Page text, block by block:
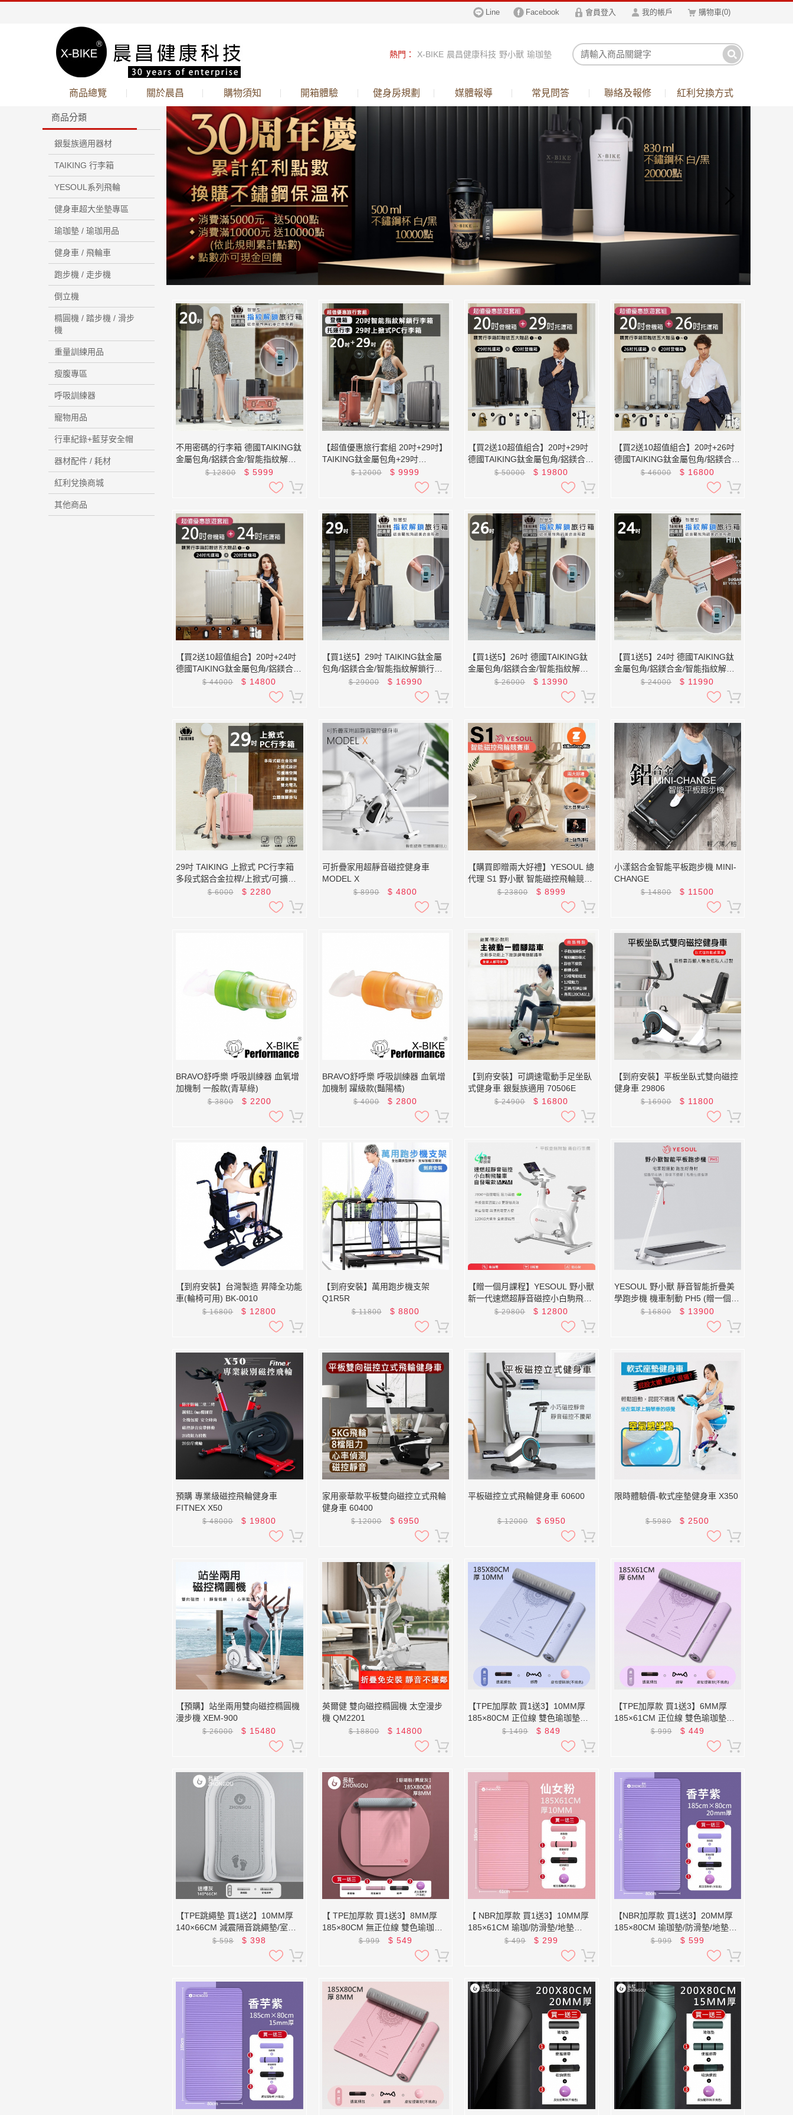
購物車(0)
我的帳戶
會員登入
Facebook
Line
熱門 ： X-BIKE 晨昌健康科技 野小獸 瑜珈墊
呼吸訓練器
商品總覽 關於晨昌 購物須知 開箱體驗 健身房規劃 媒體報導 常見問答 聯絡及報修 紅利兌換方式
商品分類
銀髮族適用器材
TAIKING 行李箱
YESOUL系列飛輪
健身車超大坐墊專區
瑜珈墊 / 瑜珈用品
健身車 / 飛輪車
跑步機 / 走步機
倒立機
橢圓機 / 踏步機 / 滑步
機
重量訓練用品
瘦腹專區
呼吸訓練器
寵物用品
行車紀錄+藍芽安全帽
器材配件 / 耗材
紅利兌換商城
其他商品
不用密碼的行李箱 德國TAIKING鈦
金屬包角/鋁鎂合金/智能指紋解鎖
行李箱/旅行箱 贈超值旅行組
$12800 $ 5999
【超值優惠旅行套組 20吋+29吋】
TAIKING鈦金屬包角+29吋
TAIKING 上掀式 PC行李箱 鋁鎂合
金/智能指紋解鎖行李箱/上掀式/可
擴增空間/避震剎車輪/雙充電孔/飲
$12000 $9999
【買2送10超值組合】20吋+29吋
德國TAIKING鈦金屬包角/鋁鎂合
金/智能指紋解鎖行李箱/旅行箱
$50000 $ 19800
【買2送10超值組合】20吋+26吋
德國TAIKING鈦金屬包角/鋁鎂合
金/智能指紋解鎖行李箱/旅行箱
$46000 $ 16800
【買2送10超值組合】20吋+24吋
德國TAIKING鈦金屬包角/鋁鎂合
金/智能指紋解鎖行李箱/旅行箱
$44000 $ 14800
【買1送5】29吋 TAIKING鈦金屬
包角/鋁鎂合金/智能指紋解鎖行李
箱/旅行箱
$29000 $ 16990
【買1送5】26吋 德國TAIKING鈦
金屬包角/鋁鎂合金/智能指紋解鎖
行李箱/旅行箱
$26000 $ 13990
【買1送5】24吋 德國TAIKING鈦
金屬包角/鋁鎂合金/智能指紋解鎖
行李箱/旅行箱
$24000 $ 11990
29吋 TAIKING 上掀式 PC行李箱
多段式鋁合金拉桿/上掀式/可擴增
空間/避震剎車輪/雙充電孔/飲料架/
$6000 $ 2280
可折疊家用超靜音磁控健身車
MODEL X
$8990 $4800
【購買即贈兩大好禮】YESOUL 總
代理 S1 野小獸 智能磁控飛輪競賽
車 (贈超大座墊及一個月課程)
$23800 $ 8999
小漾鋁合金智能平板跑步機 MINI-
CHANGE
$14800 $ 11500
BRAVO舒呼樂 呼吸訓練器 血氧增
加機制 一般款(青草綠)
$3800 $ 2200
BRAVO舒呼樂 呼吸訓練器 血氧增
加機制 躍級款(豔陽橘)
$4000 $2800
【到府安裝】可調速電動手足坐臥
式健身車 銀髮族適用 70506E
$24900 $ 16800
【到府安裝】平板坐臥式雙向磁控
健身車 29806
$16900 $ 11800
【到府安裝】台灣製造 昇降全功能
車(輪椅可用) BK-0010
$16800 $ 12800
【到府安裝】萬用跑步機支架
Q1R5R
$11800 $ 8800
【贈一個月課程】YESOUL 野小獸
新一代速燃超靜音磁控小白駒飛輪
車 自發電款 M2M
$29800 $ 12800
YESOUL 野小獸 靜音智能折疊美
學跑步機 機車制動 PH5 (贈一個月
免費課程)
$16800 $ 13900
預購 專業級磁控飛輪健身車
FITNEX X50
$48000 $ 19800
家用豪華款平板雙向磁控立式飛輪
健身車 60400
$12000 $6950
平板磁控立式飛輪健身車 60600
$12000 $ 6950
限時體驗價-軟式座墊健身車 X350
$5980 $2500
【預購】站坐兩用雙向磁控橢圓機
漫步機 XEM-900
$26000 $ 15480
英爾健 雙向磁控橢圓機 太空漫步
機 QM2201
$18800 $ 14800
【TPE加厚款 買1送3】10MM厚
185×80CM 正位線 雙色瑜珈墊
XFE-TP18 (贈綁帶、背袋、直徑
$1499 $849
【TPE加厚款 買1送3】6MM厚
185×61CM 正位線 雙色瑜珈墊
XFE-TP68 (贈綁帶、背袋、直徑$999 $ 449
【TPE跳繩墊 買1送2】10MM厚
140×66CM 減震隔音跳繩墊/室內
運動防滑墊/橢圓跳繩墊 (贈綁帶及
$598 $398
【 TPE加厚款 買1送3】8MM厚
185×80CM 無正位線 雙色瑜珈墊
XFE-TP88N (贈綁帶、背袋、直徑
$999 $ 549
【 NBR加厚款 買1送3】10MM厚
185×61CM 瑜珈/防滑墊/地墊
XFE-YG16$499 $299
【NBR加厚款 買1送3】20MM厚
185×80CM 瑜珈墊/防滑墊/地墊
XFE-YG28 (贈綁帶、背袋、直徑
$999 $ 599